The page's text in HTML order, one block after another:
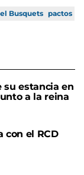
Busquets pactos
su estancia en
a la reina
con el RCD